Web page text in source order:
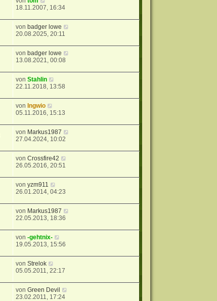
18.11.2007, 16:34
vonbadger lowe
20.08.2025, 20:11
vonbadger lowe
13.08.2021, 00:08
vonStahlin
22.11.2018, 13:58
vonIngwio
05.11.2016, 15:13
von Markus1987
27.04.2024, 10:02
vonCrossfire42
26.05.2016, 20:51
vonyzm911
26.01.2014, 04:23
von Markus1987
22.05.2013, 18:36
von-gehtnix-
19.05.2013, 15:56
vonStrelok
05.05.2011, 22:17
vonGreen Devil
23.02.2011, 17:24